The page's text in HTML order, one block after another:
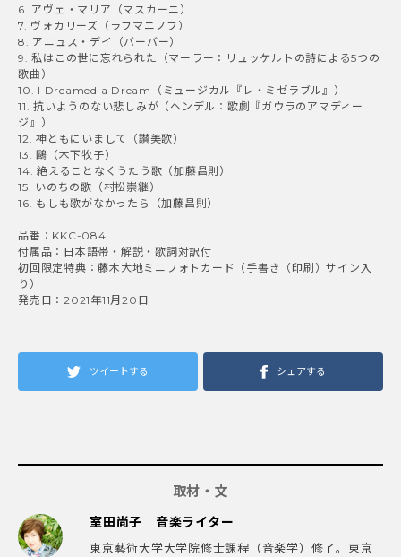
6. アヴェ・マリア（マスカーニ）
7. ヴォカリーズ（ラフマニノフ）
8. アニュス・デイ（バーバー）
9. 私はこの世に忘れられた（マーラー：リュッケルトの詩による5つの
歌曲）
10. I Dreamed a Dream（ミュージカル『レ・ミゼラブル』）
11. 抗いようのない悲しみが（ヘンデル：歌劇『ガウラのアマディー
ジ』）
12. 神ともにいまして（讃美歌）
13. 鷗（木下牧子）
14. 絶えることなくうたう歌（加藤昌則）
15. いのちの歌（村松崇継）
16. もしも歌がなかったら（加藤昌則）
品番：KKC-084
付属品：日本語帯・解説・歌詞対訳付
初回限定特典：藤木大地ミニフォトカード（手書き（印刷）サイン入
り）
発売日：2021年11月20日
ツイートする シェアする
取材・文
室田尚子 音楽ライター
東京藝術大学大学院修士課程（音楽学）修了。東京